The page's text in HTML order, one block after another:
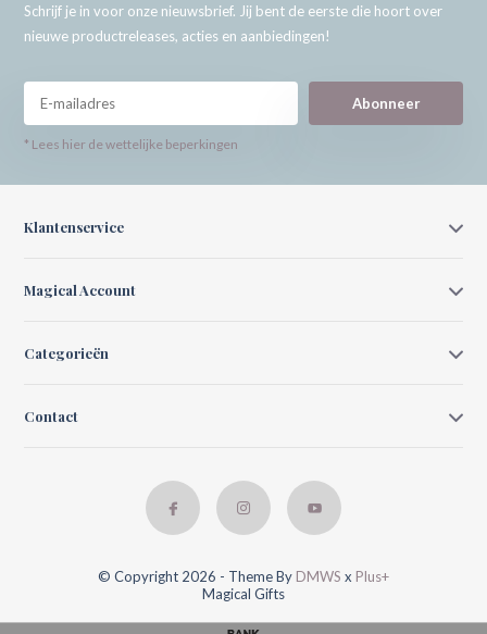
Schrijf je in voor onze nieuwsbrief. Jij bent de eerste die hoort over
nieuwe productreleases, acties en aanbiedingen!
Abonneer
* Lees hier de wettelijke beperkingen
Klantenservice
Magical Account
Categorieën
Contact
© Copyright 2026 - Theme By DMWS x Plus+
Magical Gifts